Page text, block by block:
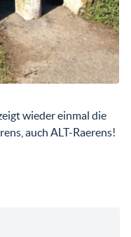
wieder einmal die
auch ALT-Raerens!